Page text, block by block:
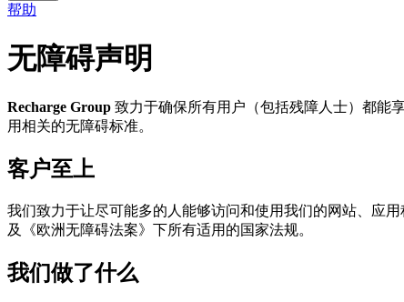
帮助
无障碍声明
Recharge Group 致力于确保所有用户（包括残障人士）都能
用相关的无障碍标准。
客户至上
我们致力于让尽可能多的人能够访问和使用我们的网站、应
及《欧洲无障碍法案》下所有适用的国家法规。
我们做了什么